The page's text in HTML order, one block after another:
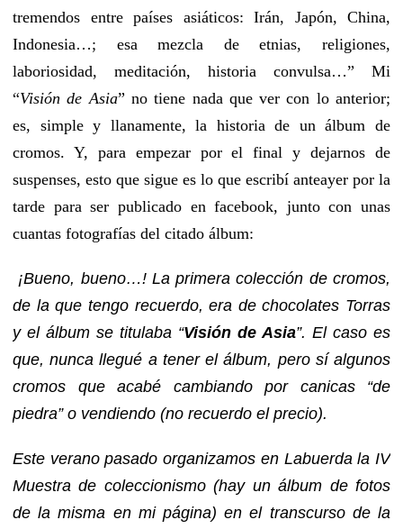
tremendos entre países asiáticos: Irán, Japón, China,
Indonesia…; esa mezcla de etnias, religiones,
laboriosidad, meditación, historia convulsa…” Mi
“Visión de Asia” no tiene nada que ver con lo anterior;
es, simple y llanamente, la historia de un álbum de
cromos. Y, para empezar por el final y dejarnos de
suspenses, esto que sigue es lo que escribí anteayer por la
tarde para ser publicado en facebook, junto con unas
cuantas fotografías del citado álbum:
¡Bueno, bueno…! La primera colección de cromos,
de la que tengo recuerdo, era de chocolates Torras
y el álbum se titulaba “Visión de Asia”. El caso es
que, nunca llegué a tener el álbum, pero sí algunos
cromos que acabé cambiando por canicas “de
piedra” o vendiendo (no recuerdo el precio).
Este verano pasado organizamos en Labuerda la IV
Muestra de coleccionismo (hay un álbum de fotos
de la misma en mi página) en el transcurso de la